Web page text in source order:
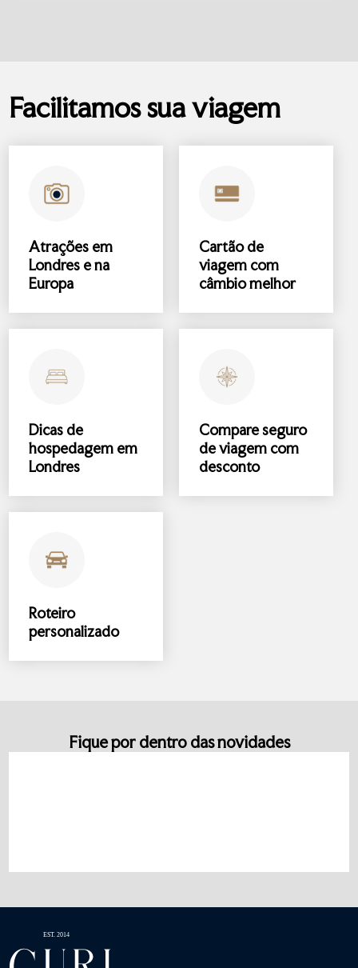
Facilitamos sua viagem
Atrações em
Londres e na
Europa
Cartão de
viagem com
câmbio melhor
Dicas de
hospedagem em
Londres
Compareseguro
de viagem com
desconto
Roteiro
personalizado
Fique por dentro das novidades